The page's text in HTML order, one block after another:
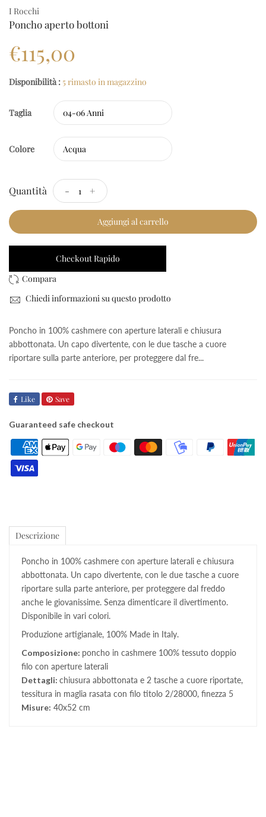
I Rocchi
Poncho aperto bottoni
€115,00
Disponibilità : 5 rimasto in magazzino
Taglia
Colore
Quantità - +
Aggiungi al carrello
Checkout Rapido
Chiedi informazioni su questo prodotto
Poncho in 100% cashmere con aperture laterali e chiusura
abbottonata. Un capo divertente, con le due tasche a cuore
riportare sulla parte anteriore, per proteggere dal fre...
Like Save
Guaranteed safe checkout
Descrizione
Poncho in 100% cashmere con aperture laterali e chiusura
abbottonata. Un capo divertente, con le due tasche a cuore
riportare sulla parte anteriore, per proteggere dal freddo
anche le giovanissime. Senza dimenticare il divertimento.
Disponibile in vari colori.
Produzione artigianale, 100% Made in Italy.
Composizione: poncho in cashmere 100% tessuto doppio
filo con aperture laterali
Dettagli: chiusura abbottonata e 2 tasche a cuore riportate,
tessitura in maglia rasata con filo titolo 2/28000, finezza 5
Misure: 40x52 cm